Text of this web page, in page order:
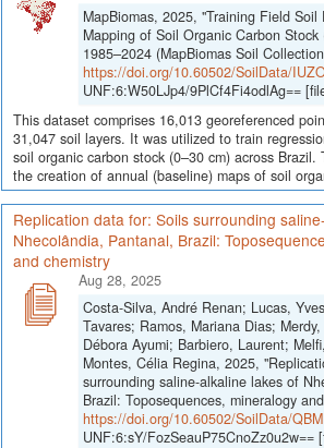
MapBiomas, 2025, "Training Field Soil
Mapping of Soil Organic Carbon
1985–2024 (MapBiomas Soil
https://doi.org/10.60502/SoilData/
UNF:6:W50LJp4/9PlCf4Fi4odlAg==
This dataset comprises 16,013 georeferenced
31,047 soil layers. It was utilized to train
soil organic carbon stock (0–30 cm) across
the creation of annual (baseline) maps of soil
Replication data for: Soils surrounding
Nhecolândia, Pantanal, Brazil:
and chemistry
Aug 28, 2025
Costa-Silva, André Renan; Lucas,
Tavares; Ramos, Mariana Dias;
Débora Ayumi; Barbiero, Laurent;
Montes, Célia Regina, 2025,
surrounding saline-alkaline lakes of
Brazil: Toposequences, mineralogy
https://doi.org/10.60502/SoilData/
UNF:6:sY/FozSeauP75CnoZz0u2w==